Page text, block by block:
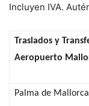
Incluyen IVA.
Traslados y
Aeropuerto
Palma de Mallorca